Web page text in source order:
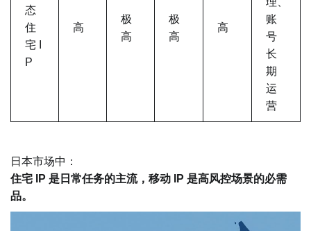
态
住
宅 I
P
高
极
高
极
高
高
账
号
长
期
运
营
日本市场中：
住宅 IP 是日常任务的主流，移动 IP 是高风控场景的必需
品。